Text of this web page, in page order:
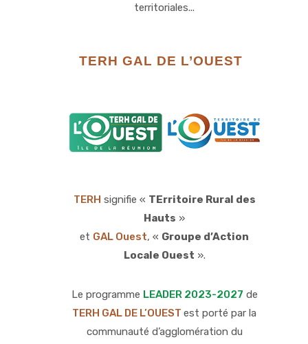
territoriales...
TERH GAL DE L’OUEST
TERH signifie « TErritoire Rural des
Hauts »
et GAL Ouest, « Groupe d’Action
Locale Ouest ».
Le programme LEADER 2023-2027 de
TERH GAL DE L’OUEST est porté par la
communauté d’agglomération du